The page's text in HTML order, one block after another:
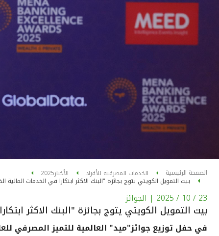
الصفحة الرئيسية الخدمات المصرفية للأفراد الأخبار2025
بيت التمويل الكويتي يتوج بجائزة "البنك الاكثر ابتكارا في الخدمات
23 / 10 / 2025 | الجوائز
بيت التمويل الكويتي يتوج بجائزة "البنك الاكثر
في حفل توزيع جوائز"ميد" العالمية للتميز المصرفي للعام